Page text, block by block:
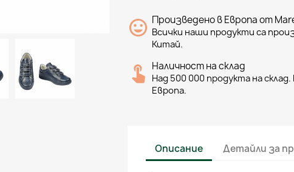
Произведено в Европа от
Всички наши продукти са
Китай.
Наличност на склад
Над 500 000 продукта на
Европа.
Описание Детайли за